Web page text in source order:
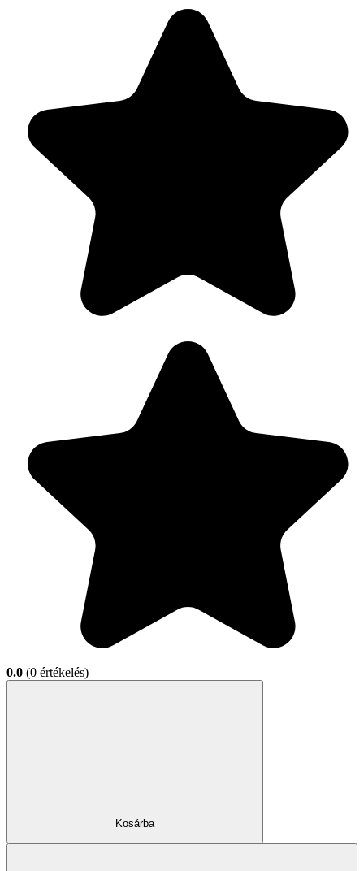
0.0 (0 értékelés)
Kosárba